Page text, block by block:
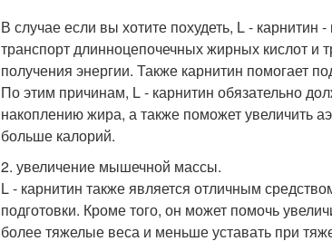
В случае если вы хотите похудеть, L -
транспорт длинноцепочечных жирных кислот и
получения энергии. Также карнитин помогает
По этим причинам, L - карнитин обязательно
накоплению жира, а также поможет увеличить
больше калорий.
2. увеличение мышечной массы.
L - карнитин также является отличным
подготовки. Кроме того, он может помочь
более тяжелые веса и меньше уставать при